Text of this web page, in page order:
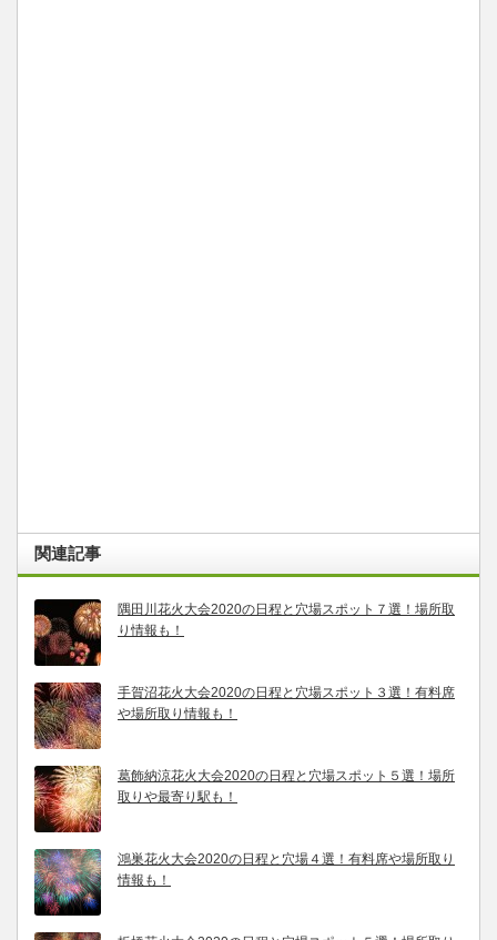
関連記事
隅田川花火大会2020の日程と穴場スポット７選！場所取
り情報も！
手賀沼花火大会2020の日程と穴場スポット３選！有料席
や場所取り情報も！
葛飾納涼花火大会2020の日程と穴場スポット５選！場所
取りや最寄り駅も！
鴻巣花火大会2020の日程と穴場４選！有料席や場所取り
情報も！